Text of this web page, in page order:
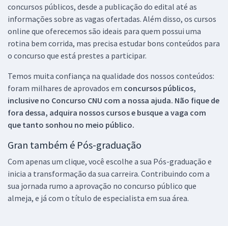
concursos públicos, desde a publicação do edital até as
informações sobre as vagas ofertadas. Além disso, os cursos
online que oferecemos são ideais para quem possui uma
rotina bem corrida, mas precisa estudar bons conteúdos para
o concurso que está prestes a participar.
Temos muita confiança na qualidade dos nossos conteúdos:
foram milhares de aprovados em concursos públicos,
inclusive no Concurso CNU com a nossa ajuda. Não fique de
fora dessa, adquira nossos cursos e busque a vaga com
que tanto sonhou no meio público.
Gran também é Pós-graduação
Com apenas um clique, você escolhe a sua Pós-graduação e
inicia a transformação da sua carreira. Contribuindo com a
sua jornada rumo a aprovação no concurso público que
almeja, e já com o título de especialista em sua área.